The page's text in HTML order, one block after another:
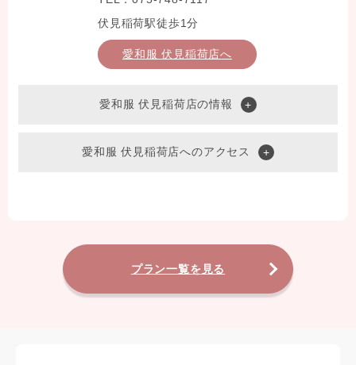
伏見稲荷駅徒歩1分
愛和服 伏見稲荷店へ
愛和服 伏見稲荷店の情報
愛和服 伏見稲荷店へのアクセス
プラン一覧を見る